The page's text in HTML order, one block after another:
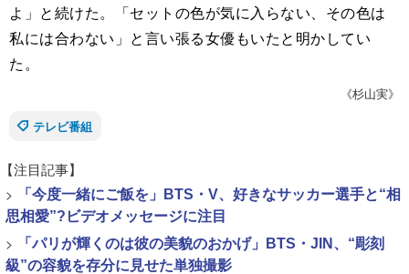
よ」と続けた。「セットの色が気に入らない、その色は
私には合わない」と言い張る女優もいたと明かしてい
た。
《杉山実》
テレビ番組
【注目記事】
>
「今度一緒にご飯を」BTS・V、好きなサッカー選手と“相
思相愛”?ビデオメッセージに注目
>
「パリが輝くのは彼の美貌のおかげ」BTS・JIN、“彫刻
級”の容貌を存分に見せた単独撮影